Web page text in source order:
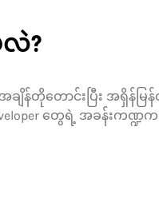
လဲ?
အချိန်တိုတောင်းပြီး အရှိ
တွေရဲ့ အခန်းကဏ္ဍက